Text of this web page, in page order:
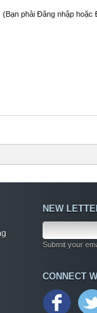
(Bạn phải Đăng nhập hoặc
NEW
Submit your
CONNECT